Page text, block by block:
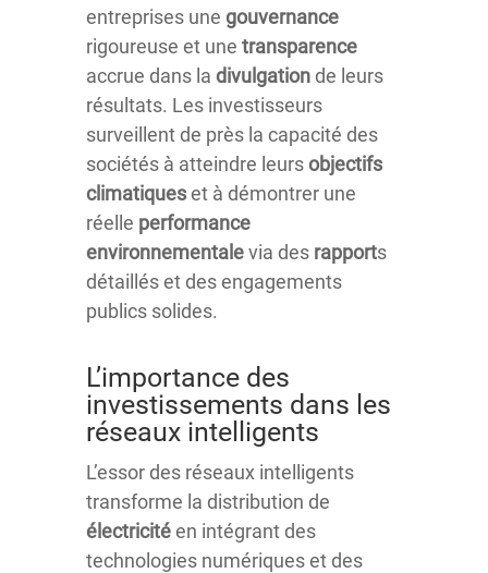
entreprises une gouvernance
rigoureuse et une transparence
accrue dans la divulgation de leurs
résultats. Les investisseurs
surveillent de près la capacité des
sociétés à atteindre leursobjectifs
climatiqueset à démontrer une
réelle performance
environnementalevia des rapports
détaillés et des engagements
publics solides.
L’importance des
investissements dans les
réseaux intelligents
L’essor des réseaux intelligents
transforme la distribution de
électricitéen intégrant des
technologies numériques et des